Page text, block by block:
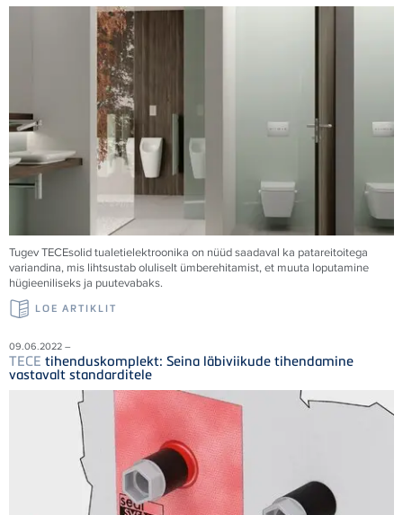
TugevTECEsolid tualetielektroonika on nüüd saadaval ka patareitoitega
variandina, mis lihtsustab oluliselt ümberehitamist, et muuta loputamine
hügieeniliseks ja puutevabaks.
LOE ARTIKLIT
09.06.2022 –
TECE tihenduskomplekt: Seina läbiviikude tihendamine
vastavalt standarditele